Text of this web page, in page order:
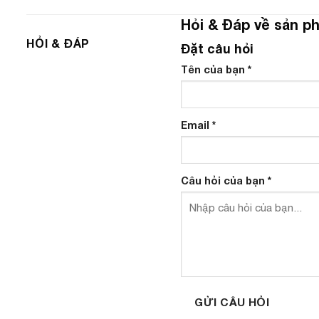
HỎI & ĐÁP
Hỏi & Đáp về sản
Đặt câu hỏi
Tên của bạn *
Email *
Câu hỏi của bạn *
GỬI CÂU HỎI